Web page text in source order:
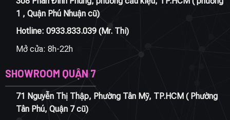
1 , Quận Phú Nhuận cũ)
Hotline: 0933.833.039(Mr. Thi)
Mở cửa: 8h-22h
SHOWROOM QUẬN 7
71 Nguyễn Thị Thập, Phường Tân Mỹ, TP.HCM ( Phường
Tân Phú, Quận 7 cũ)